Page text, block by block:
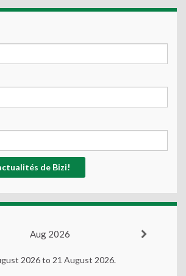
Aug 2026
2026 to 21 August 2026.